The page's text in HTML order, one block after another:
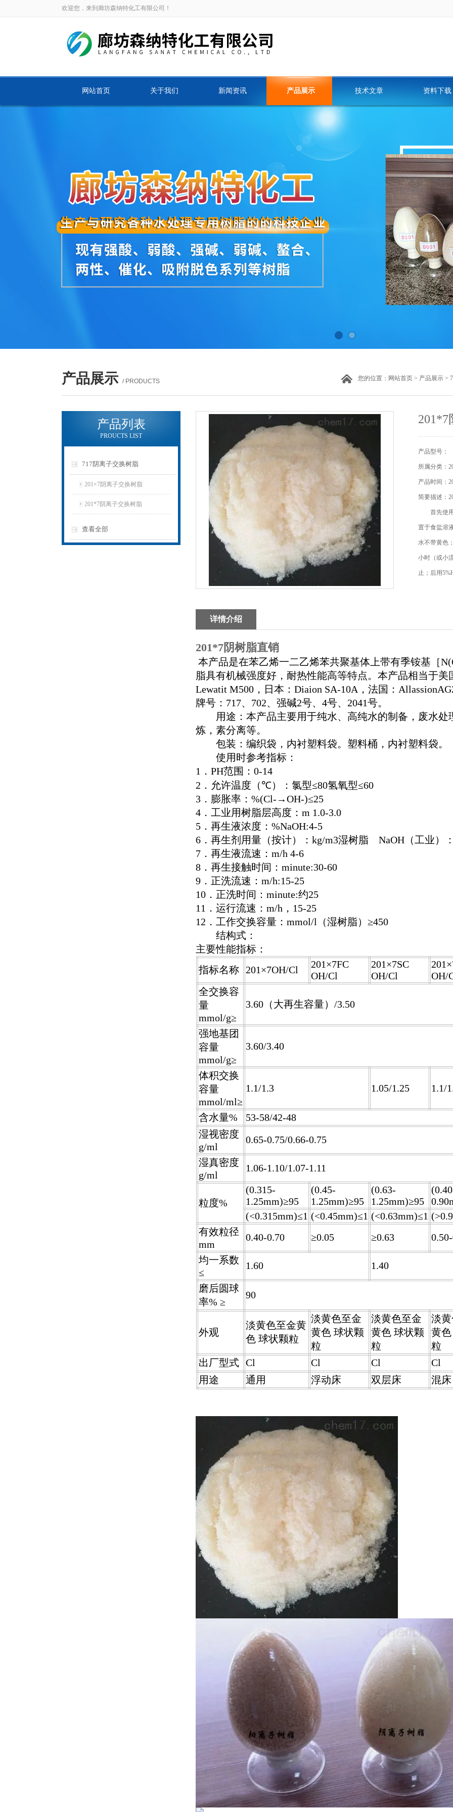
欢迎您，来到廊坊森纳特化工有限公司！
网站首页 关于我们 新闻资讯 产品展示 技术文章 资料下载
产品展示 / PRODUCTS 您的位置： 网站首页 > 产品展示 >
产品列表
PROUCTS LIST
717阴离子交换树脂
201×7阴离子交换树脂
201*7阴离子交换树脂
查看全部
201*7
产品型号：
所属分类：
产品时间：
简要描述：
首先使用
置于食盐溶
水不带黄色
小时（或小
止；后用
详情介绍
201*7阴树脂直销
本产品是在苯乙烯一二乙烯苯共聚基体上带有季铵基［
脂具有机械强度好，耐热性能高等特点。本产品相当于美
Lewatit M500 ，日本： Diaion SA-10A ，法国：
牌号： 717、 702、强碱2号、 4号、 2041号。
用途：本产品主要用于纯水、高纯水的制备，废水处
炼，素分离等。
包装：编织袋，内衬塑料袋。塑料桶，内衬塑料袋。
使用时参考指标：
1 ． PH范围： 0-14
2 ．允许温度（℃）：氯型≤80氢氧型≤60
3 ．膨胀率： %(Cl- →OH-)≤25
4 ．工业用树脂层高度： m 1.0-3.0
5 ．再生液浓度： %NaOH:4-5
6 ．再生剂用量（按计）： kg/m3湿树脂 NaOH （工业）：
7 ．再生液流速： m/h 4-6
8 ．再生接触时间： minute:30-60
9 ．正洗流速： m/h:15-25
10 ．正洗时间： minute:约25
11 ．运行流速： m/h ， 15-25
12 ．工作交换容量： mmol/l （湿树脂） ≥450
结构式：
主要性能指标：
指标名称
201×7OH/Cl
201×7FC
OH/Cl
201×7SC
OH/Cl
OH/
全交换容
量
mmol/g≥
3.60 （大再生容量） /3.50
强地基团
容量
mmol/g≥
3.60/3.40
体积交换
容量
mmol/ml≥
1.1/1.3 1.05/1.25 1.1/
含水量%
53-58/42-48
湿视密度
g/ml
0.65-0.75/0.66-0.75
湿真密度
g/ml
1.06-1.10/1.07-1.11
粒度%
(0.315-
1.25mm)≥95
(0.45-
1.25mm)≥95
(0.63-
1.25mm)≥95
(0.40
(<0.315mm)≤1 (<0.45mm)≤1 (<0.63mm)≤1 (>
有效粒径
mm
0.40-0.70 ≥0.05 ≥0.63
均一系数
≤
1.60 1.40
磨后圆球
率% ≥
90
外观
淡黄色至金黄
色 球状颗粒
淡黄色至金
黄色 球状颗
粒
淡黄色至金
黄色 球状颗
粒
淡
黄
粒
出厂型式 Cl Cl Cl
Cl
用途
通用 浮动床 双层床 混床